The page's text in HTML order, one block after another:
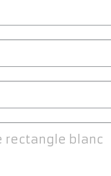
rectangle blanc